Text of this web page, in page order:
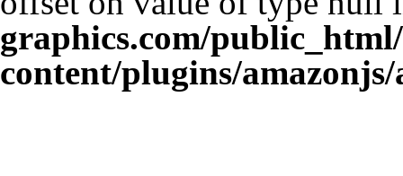
graphics.com/
content/plugins/